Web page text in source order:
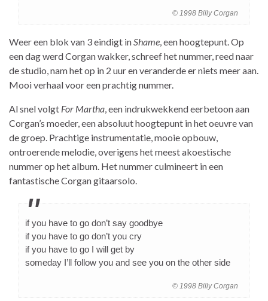
© 1998 Billy Corgan
Weer een blok van 3 eindigt inShame, een hoogtepunt. Op
een dag werd Corgan wakker, schreef het nummer, reed naar
de studio, nam het op in 2 uur en veranderde er niets meer aan.
Mooi verhaal voor een prachtig nummer.
Al snel volgt For Martha, een indrukwekkend eerbetoon aan
Corgan’s moeder, een absoluut hoogtepunt in het oeuvre van
de groep. Prachtige instrumentatie, mooie opbouw,
ontroerende melodie, overigens het meest akoestische
nummer op het album. Het nummer culmineert in een
fantastische Corgan gitaarsolo.
if you have to go don’t say goodbye
if you have to go don’t you cry
if you have to go I will get by
someday I’ll follow you and see you on the other side
© 1998 Billy Corgan